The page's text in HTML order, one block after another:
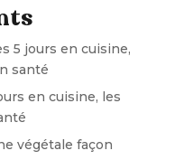
5 jours en cuisine,
santé
en cuisine, les
végétale façon